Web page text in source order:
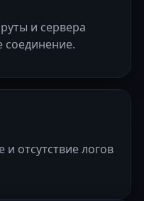
и сервера
соединение.
отсутствие логов